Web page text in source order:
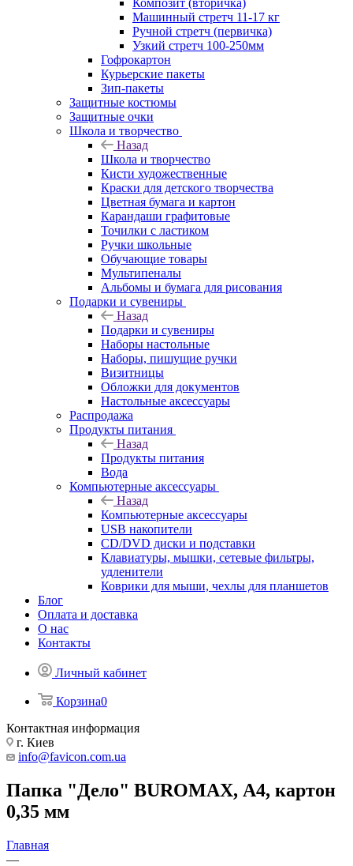
Композит (вторичка)
Машинный стретч 11-17 кг
Ручной стретч (первичка)
Узкий стретч 100-250мм
Гофрокартон
Курьерские пакеты
Зип-пакеты
Защитные костюмы
Защитные очки
Школа и творчество
Назад
Школа и творчество
Кисти художественные
Краски для детского творчества
Цветная бумага и картон
Карандаши графитовые
Точилки с ластиком
Ручки школьные
Обучающие товары
Мультипеналы
Альбомы и бумага для рисования
Подарки и сувениры
Назад
Подарки и сувениры
Наборы настольные
Наборы, пишущие ручки
Визитницы
Обложки для документов
Настольные аксессуары
Распродажа
Продукты питания
Назад
Продукты питания
Вода
Компьютерные аксессуары
Назад
Компьютерные аксессуары
USB накопители
CD/DVD диски и подставки
Клавиатуры, мышки, сетевые фильтры,
удленители
Коврики для мыши, чехлы для планшетов
Блог
Оплата и доставка
О нас
Контакты
Личный кабинет
Корзина0
Контактная информация
г. Киев
info@favicon.com.ua
Папка "Дело" BUROMAX, А4, картон
0,35 мм
Главная
—